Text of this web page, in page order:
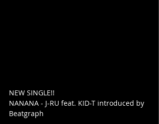
NEW SINGLE!!
NANANA - J-RU feat. KID-T introduced by
Beatgraph